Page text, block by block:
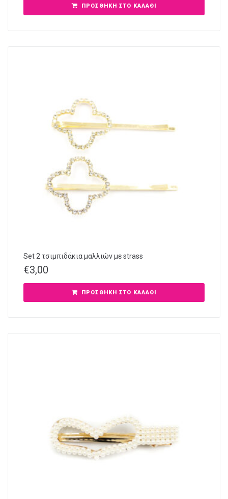
ΠΡΟΣΘΉΚΗ ΣΤΟ ΚΑΛΆΘΙ
Set 2 τσιμπιδάκια μαλλιών με strass
€3,00
ΠΡΟΣΘΉΚΗ ΣΤΟ ΚΑΛΆΘΙ